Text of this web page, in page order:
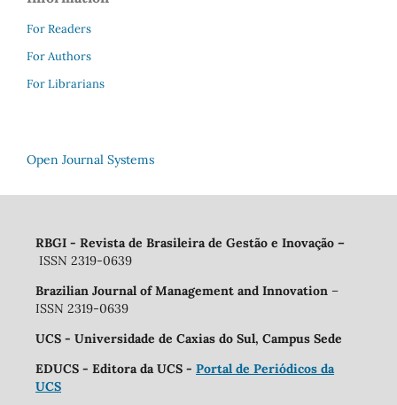
For Readers
For Authors
For Librarians
Open Journal Systems
RBGI - Revista de Brasileira de Gestão e Inovação –
ISSN 2319-0639
Brazilian Journal of Management and Innovation –
ISSN 2319-0639
UCS - Universidade de Caxias do Sul, Campus Sede
EDUCS - Editora da UCS - Portal de Periódicos da
UCS